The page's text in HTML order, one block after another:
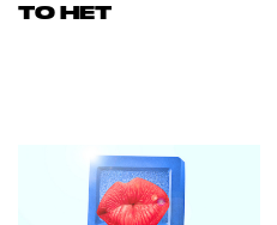
ТО НЕТ